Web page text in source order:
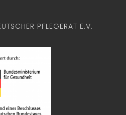
PFLEGERAT E.V.